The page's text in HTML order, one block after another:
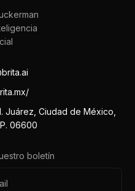
Juárez, Ciudad de México,
06600
boletín